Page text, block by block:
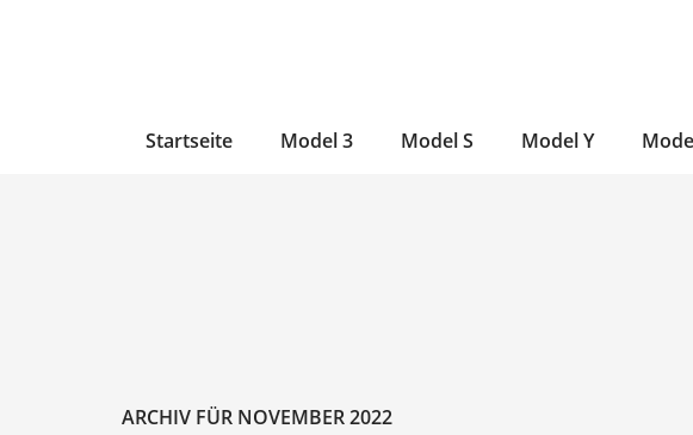
Startseite Model 3 Model S Model Y
ARCHIV FÜR NOVEMBER 2022